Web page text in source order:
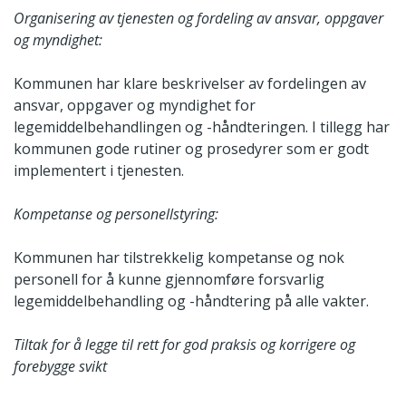
Organisering av tjenesten og fordeling av ansvar, oppgaver
og myndighet:
Kommunen har klare beskrivelser av fordelingen av
ansvar, oppgaver og myndighet for
legemiddelbehandlingen og -håndteringen. I tillegg har
kommunen gode rutiner og prosedyrer som er godt
implementert i tjenesten.
Kompetanse og personellstyring:
Kommunen har tilstrekkelig kompetanse og nok
personell for å kunne gjennomføre forsvarlig
legemiddelbehandling og -håndtering på alle vakter.
Tiltak for å legge til rett for god praksis og korrigere og
forebygge svikt